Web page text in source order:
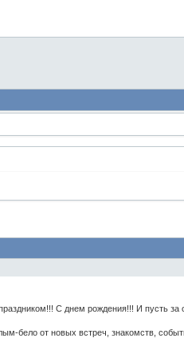
С днем рождения!!! И пусть за
бело от новых встреч, знакомств,